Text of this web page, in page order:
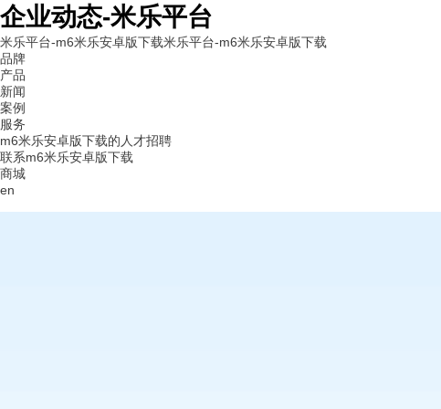
企业动态-米乐平台
米乐平台-m6米乐安卓版下载米乐平台-m6米乐安卓版下载
品牌
产品
新闻
案例
服务
m6米乐安卓版下载的人才招聘
联系m6米乐安卓版下载
商城
en